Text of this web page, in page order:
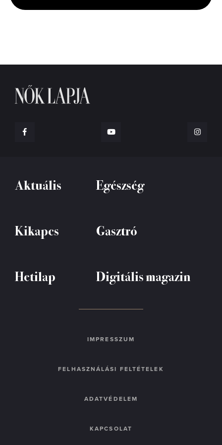
seconds
Aktuális Egészség
Kikapcs Gasztró
Hetilap Digitális magazin
IMPRESSZUM
FELHASZNÁLÁSI FELTÉTELEK
ADATVÉDELEM
KAPCSOLAT